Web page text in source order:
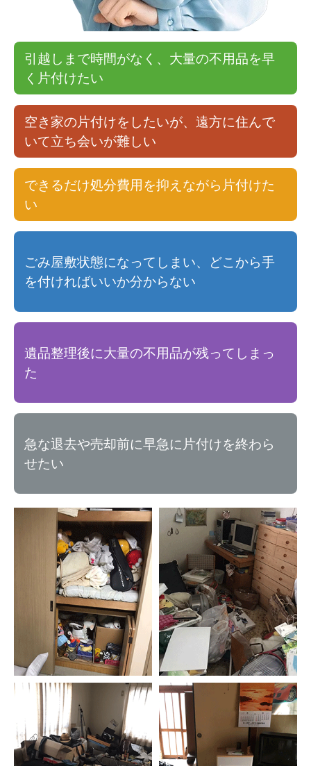
引越しまで時間がなく、大量の不用品を早
く片付けたい
空き家の片付けをしたいが、遠方に住んで
いて立ち会いが難しい
できるだけ処分費用を抑えながら片付けた
い
ごみ屋敷状態になってしまい、どこから手
を付ければいいか分からない
遺品整理後に大量の不用品が残ってしまっ
た
急な退去や売却前に早急に片付けを終わら
せたい